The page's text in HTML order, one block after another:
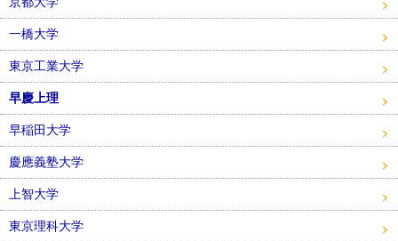
一橋大学
東京工業大学
早慶上理
早稲田大学
慶應義塾大学
上智大学
東京理科大学